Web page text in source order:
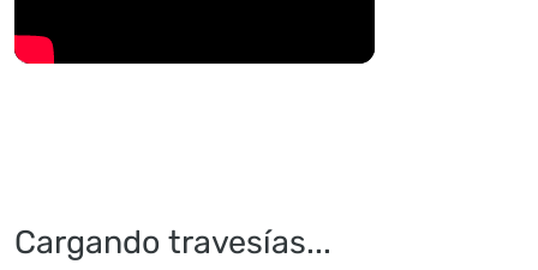
Cargando travesías...